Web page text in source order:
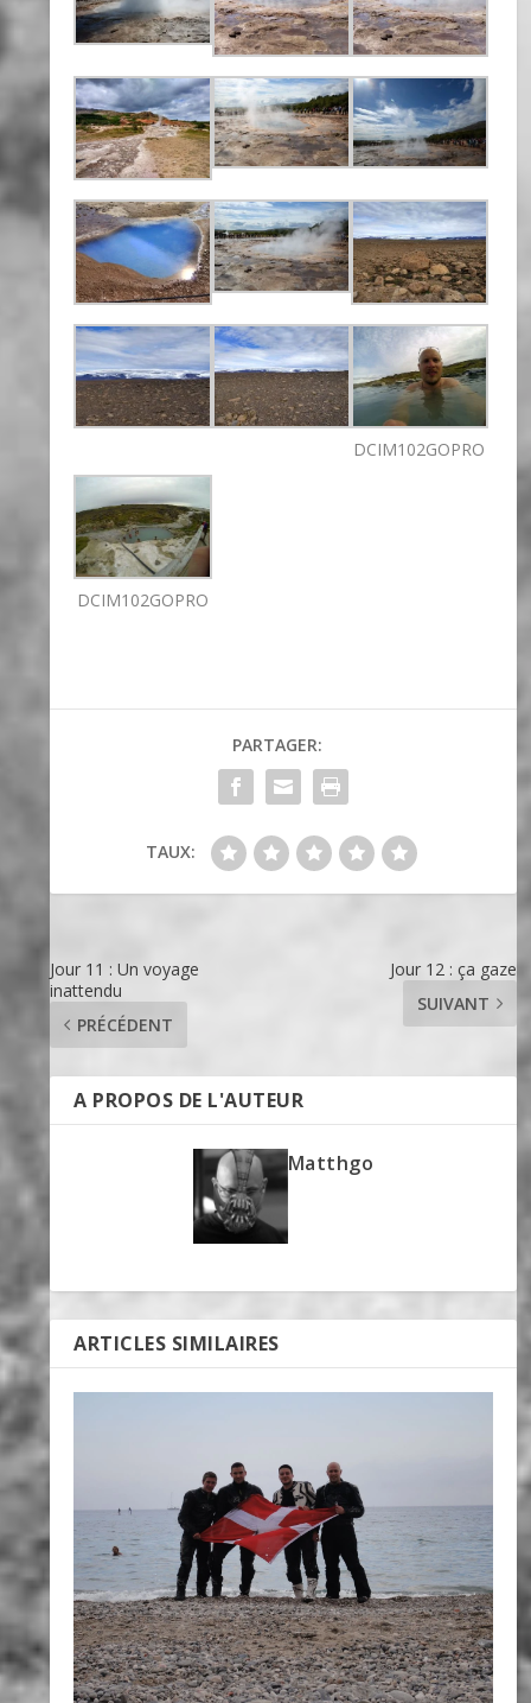
DCIM102GOPRO
DCIM102GOPRO
PARTAGER:
TAUX:
Jour 11 : Un voyage
inattendu
PRÉCÉDENT
Jour 12 : ça gaze
SUIVANT
A PROPOS DE L'AUTEUR
Matthgo
ARTICLES SIMILAIRES